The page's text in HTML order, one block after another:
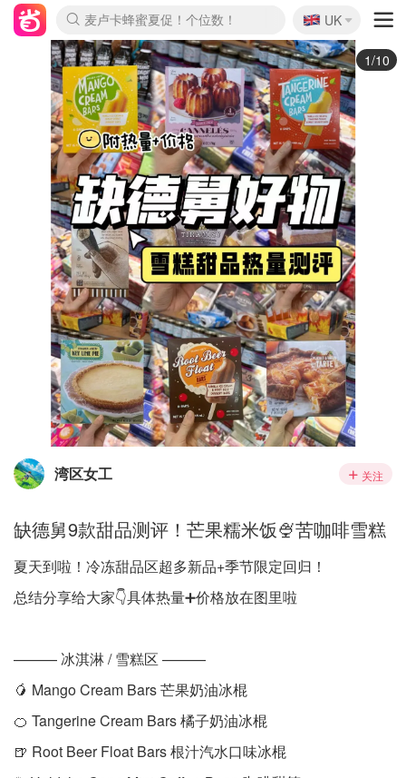
麦卢卡蜂蜜夏促！个位数！
Prada/Miu 4.8折！
啥？必胜客披萨5折！
🇬🇧
UK
2/10
湾区女工 关注
缺德舅9款甜品测评！芒果糯米饭🍨苦咖啡雪糕
夏天到啦！冷冻甜品区超多新品+季节限定回归！
总结分享给大家👇具体热量➕价格放在图里啦
——— 冰淇淋 / 雪糕区 ———
🥭 Mango Cream Bars 芒果奶油冰棍
🍊 Tangerine Cream Bars 橘子奶油冰棍
🍺 Root Beer Float Bars 根汁汽水口味冰棍